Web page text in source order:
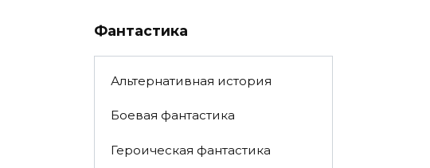
Фантастика
Альтернативная история
Боевая фантастика
Героическая фантастика